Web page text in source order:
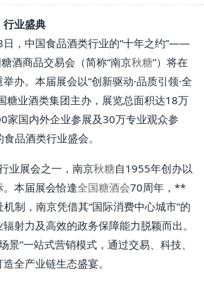
行业盛典
，中国食品酒类行业的“十年之约”——
酒商品交易会（简称“南京秋糖”）将在
办。本届展会以“创新驱动·品质引领·全
糖业酒类集团主办，展览总面积达18万
家国内外企业参展及30万专业观众参
品酒类行业盛会。
业展会之一，南京秋糖自1955年创办以
本届展会恰逢全国糖酒会70周年，**
制，南京凭借其“国际消费中心城市”的
射力及高效的政务保障能力脱颖而出。
景”一站式营销模式，通过交易、科技、
全产业链生态盛宴。